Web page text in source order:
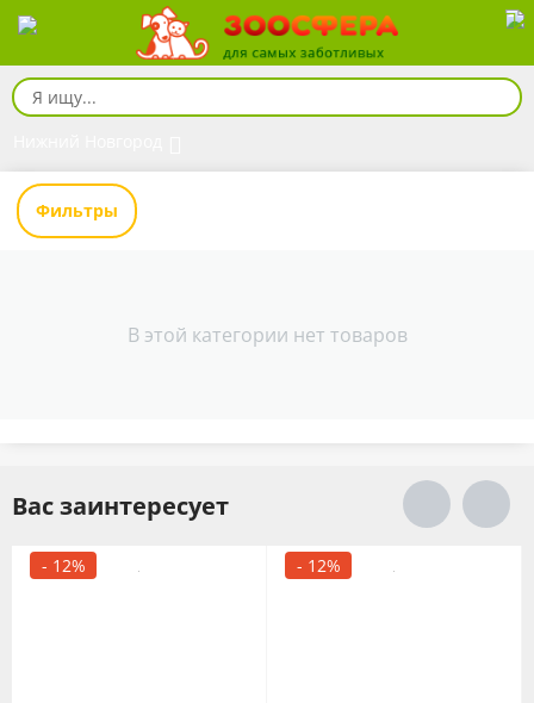
Фильтры
В этой категории нет товаров
Вас заинтересует
- 12% - 12%